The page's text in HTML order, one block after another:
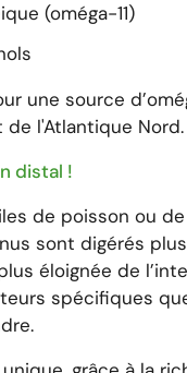
(oméga-11)
une source
l'Atlantique Nord.
distal !
de poisson ou
sont digérés
éloignée de
spécifiques